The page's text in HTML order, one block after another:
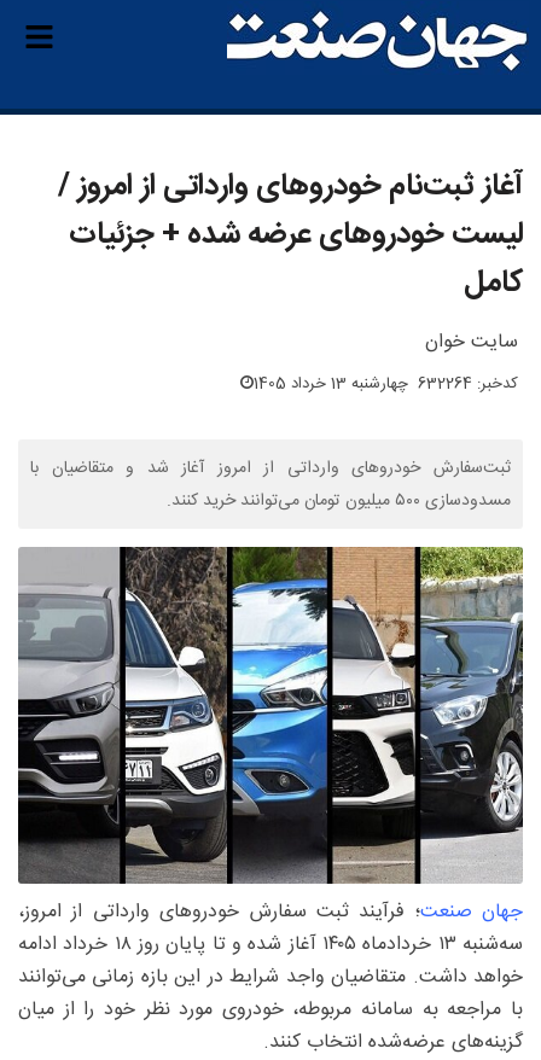
آغاز ثبت‌نام خودروهای وارداتی از امروز /
لیست خودروهای عرضه شده + جزئیات
کامل
سایت خوان
کدخبر: 632264 چهارشنبه 13 خرداد 1405
ثبت‌سفارش خودروهای وارداتی از امروز آغاز شد و متقاضیان با
مسدودسازی ۵۰۰ میلیون تومان می‌توانند خرید کنند.
جهان صنعت؛ فرآیند ثبت سفارش خودروهای وارداتی از امروز،
سه‌شنبه ۱۳ خردادماه ۱۴۰۵ آغاز شده و تا پایان روز ۱۸ خرداد ادامه
خواهد داشت. متقاضیان واجد شرایط در این بازه زمانی می‌توانند
با مراجعه به سامانه مربوطه، خودروی مورد نظر خود را از میان
گزینه‌های عرضه‌شده انتخاب کنند.